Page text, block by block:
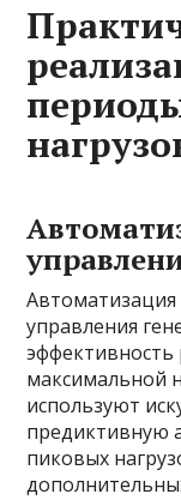
Автоматизация
управления
эффективность
максимальной
используют
предиктивную
пиковых